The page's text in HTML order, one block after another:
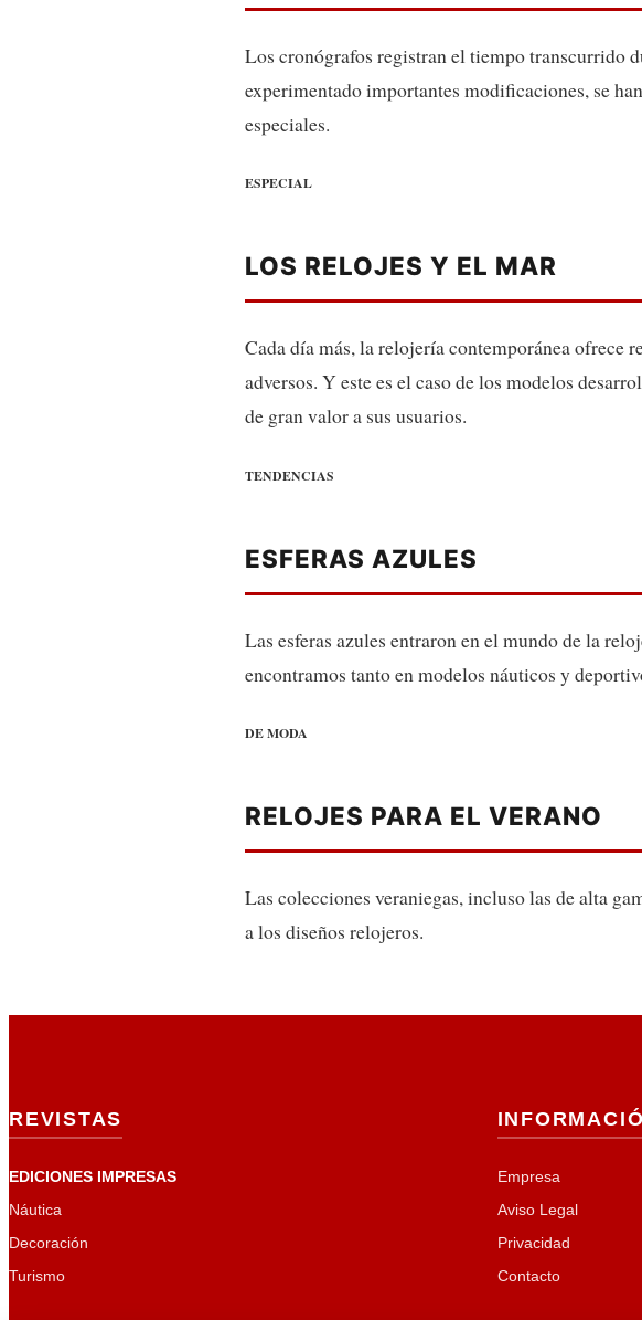
Los cronógrafos registran el tiempo transcurrido
experimentado importantes modificaciones, se
especiales.
ESPECIAL
LOS RELOJES Y EL MAR
Cada día más, la relojería contemporánea ofrece
adversos. Y este es el caso de los modelos
de gran valor a sus usuarios.
TENDENCIAS
ESFERAS AZULES
Las esferas azules entraron en el mundo de la
encontramos tanto en modelos náuticos y
DE MODA
RELOJES PARA EL VERANO
Las colecciones veraniegas, incluso las de alta
a los diseños relojeros.
REVISTAS
EDICIONES IMPRESAS
Náutica
Decoración
Turismo
Empresa
Aviso Legal
Privacidad
Contacto